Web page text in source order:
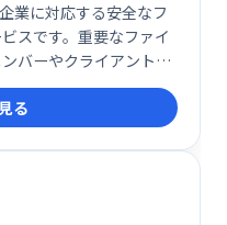
業に対応する安全なフ
スです。重要なファイ
バーやクライアントと
な共同作業を実現し、
ます。
る